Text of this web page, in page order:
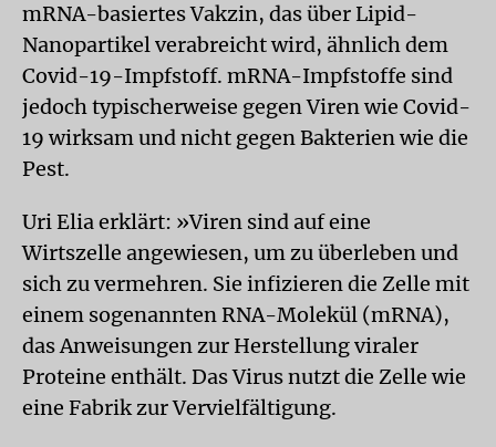
mRNA-basiertes Vakzin, das über Lipid-
Nanopartikel verabreicht wird, ähnlich dem
Covid-19-Impfstoff. mRNA-Impfstoffe sind
jedoch typischerweise gegen Viren wie Covid-
19 wirksam und nicht gegen Bakterien wie die
Pest.
Uri Elia erklärt: »Viren sind auf eine
Wirtszelle angewiesen, um zu überleben und
sich zu vermehren. Sie infizieren die Zelle mit
einem sogenannten RNA-Molekül (mRNA),
das Anweisungen zur Herstellung viraler
Proteine enthält. Das Virus nutzt die Zelle wie
eine Fabrik zur Vervielfältigung.